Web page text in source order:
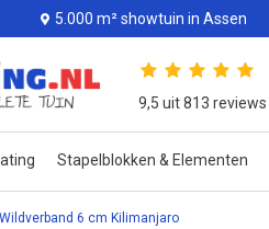
5.000 m² showtuin in Assen
9,5 uit 813 reviews
Stapelblokken & Elementen
6 cm Kilimanjaro